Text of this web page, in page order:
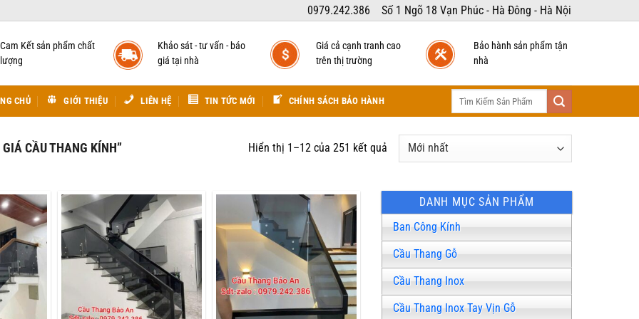
0979.242.386 Số 1 Ngõ 18 Vạn Phúc - Hà Đông - Hà Nội
Cam Kết sản phẩm chất
lượng
Khảo sát - tư vấn - báo
giá tại nhà
Giá cả cạnh tranh cao
trên thị trường
Bảo hành sản phẩm tận
nhà
CHỦ GIỚI THIỆU LIÊN HỆ TIN TỨC MỚI CHÍNH SÁCH BẢO HÀNH
CẦU THANG KÍNH” Hiển thị 1–12 của 251 kết quả Được
sắp
mới
DANH MỤC SẢN PHẨM
Ban Công Kính
Cầu Thang Gỗ
Cầu Thang Inox
Cầu Thang Inox Tay Vịn Gỗ